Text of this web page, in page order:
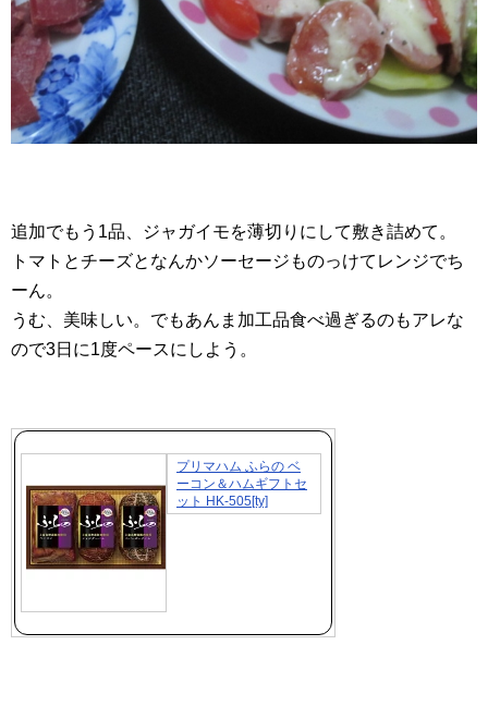
追加でもう1品、ジャガイモを薄切りにして敷き詰めて。
トマトとチーズとなんかソーセージものっけてレンジでち
ーん。
うむ、美味しい。でもあんま加工品食べ過ぎるのもアレな
ので3日に1度ペースにしよう。
プリマハム ふらの ベ
ーコン＆ハムギフトセ
ット HK-505[ty]